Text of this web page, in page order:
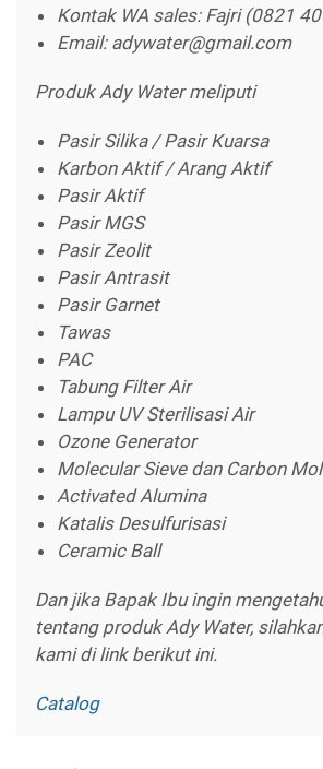
Kontak WA sales: Fajri (0821
Email: adywater@gmail.com
Produk Ady Water meliputi
Pasir Silika / Pasir Kuarsa
Karbon Aktif / Arang Aktif
Pasir Aktif
Pasir MGS
Pasir Zeolit
Pasir Antrasit
Pasir Garnet
Tawas
PAC
Tabung Filter Air
Lampu UV Sterilisasi Air
Ozone Generator
Molecular Sieve dan Carbon
Activated Alumina
Katalis Desulfurisasi
Ceramic Ball
Dan jika Bapak Ibu ingin
tentang produk Ady Water,
kami di link berikut ini.
Catalog